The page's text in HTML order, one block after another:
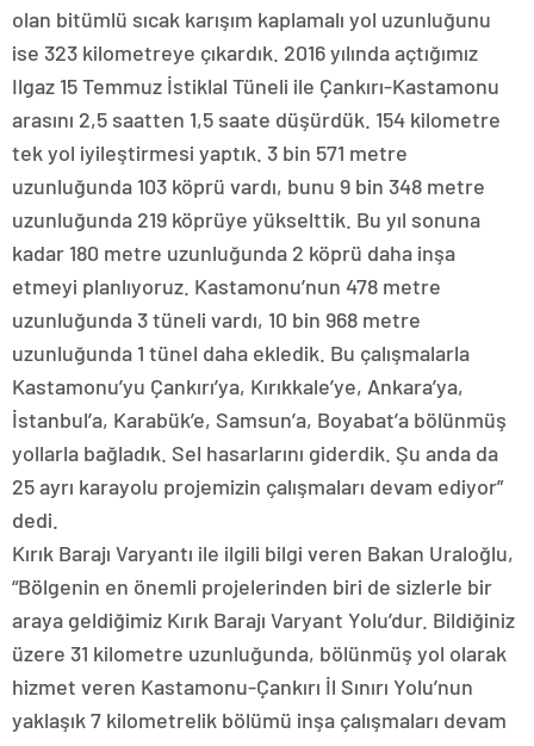
olan bitümlü sıcak karışım kaplamalı yol uzunluğunu
ise 323 kilometreye çıkardık. 2016 yılında açtığımız
Ilgaz 15 Temmuz İstiklal Tüneli ile Çankırı-Kastamonu
arasını 2,5 saatten 1,5 saate düşürdük. 154 kilometre
tek yol iyileştirmesi yaptık. 3 bin 571 metre
uzunluğunda 103 köprü vardı, bunu 9 bin 348 metre
uzunluğunda 219 köprüye yükselttik. Bu yıl sonuna
kadar 180 metre uzunluğunda 2 köprü daha inşa
etmeyi planlıyoruz. Kastamonu’nun 478 metre
uzunluğunda 3 tüneli vardı, 10 bin 968 metre
uzunluğunda 1 tünel daha ekledik. Bu çalışmalarla
Kastamonu’yu Çankırı’ya, Kırıkkale’ye, Ankara’ya,
İstanbul’a, Karabük’e, Samsun’a, Boyabat’a bölünmüş
yollarla bağladık. Sel hasarlarını giderdik. Şu anda da
25 ayrı karayolu projemizin çalışmaları devam ediyor”
dedi.
Kırık Barajı Varyantı ile ilgili bilgi veren Bakan Uraloğlu,
“Bölgenin en önemli projelerinden biri de sizlerle bir
araya geldiğimiz Kırık Barajı Varyant Yolu’dur. Bildiğiniz
üzere 31 kilometre uzunluğunda, bölünmüş yol olarak
hizmet veren Kastamonu-Çankırı İl Sınırı Yolu’nun
yaklaşık 7 kilometrelik bölümü inşa çalışmaları devam